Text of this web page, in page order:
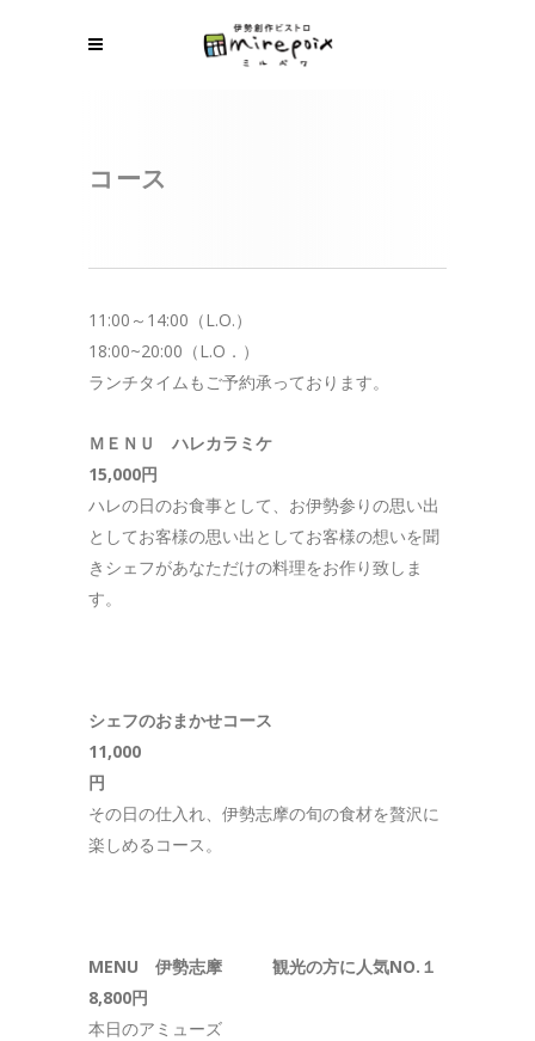
コース
11:00～14:00（L.O.）
18:00~20:00（L.O．）
ランチタイムもご予約承っております。
ＭＥＮＵ ハレカラミケ
15,000円
ハレの日のお食事として、お伊勢参りの思い出
としてお客様の思い出としてお客様の想いを聞
きシェフがあなただけの料理をお作り致しま
す。
シェフのおまかせコース
11,000
その日の仕入れ、伊勢志摩の旬の食材を贅沢に
楽しめるコース。
MENU 伊勢志摩 観光の方に人気NO.１
8,800円
本日のアミューズ